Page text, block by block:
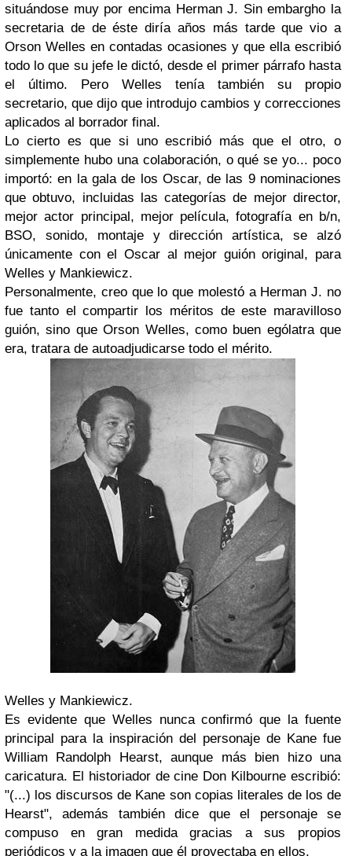
situándose muy por encima Herman J. Sin embargho la
secretaria de de éste diría años más tarde que vio a
Orson Welles en contadas ocasiones y que ella escribió
todo lo que su jefe le dictó, desde el primer párrafo hasta
el último. Pero Welles tenía también su propio
secretario, que dijo que introdujo cambios y correcciones
aplicados al borrador final.
Lo cierto es que si uno escribió más que el otro, o
simplemente hubo una colaboración, o qué se yo... poco
importó: en la gala de los Oscar, de las 9 nominaciones
que obtuvo, incluidas las categorías de mejor director,
mejor actor principal, mejor película, fotografía en b/n,
BSO, sonido, montaje y dirección artística, se alzó
únicamente con el Oscar al mejor guión original, para
Welles y Mankiewicz.
Personalmente, creo que lo que molestó a Herman J. no
fue tanto el compartir los méritos de este maravilloso
guión, sino que Orson Welles, como buen ególatra que
era, tratara de autoadjudicarse todo el mérito.
Welles y Mankiewicz.
Es evidente que Welles nunca confirmó que la fuente
principal para la inspiración del personaje de Kane fue
William Randolph Hearst, aunque más bien hizo una
caricatura. El historiador de cine Don Kilbourne escribió:
"(...) los discursos de Kane son copias literales de los de
Hearst", además también dice que el personaje se
compuso en gran medida gracias a sus propios
periódicos y a la imagen que él proyectaba en ellos.